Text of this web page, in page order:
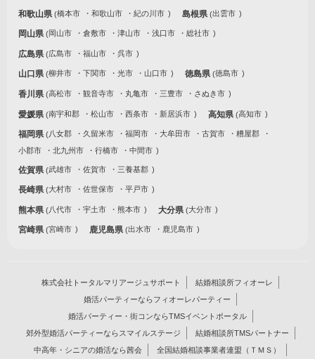
和歌山県 橋本市 和歌山市 紀の川市 島根県 出雲市
岡山県 岡山市 倉敷市 津山市 浅口市 総社市
広島県 広島市 福山市 呉市
山口県 柳井市 下関市 光市 山口市 徳島県 徳島市
香川県 高松市 観音寺市 丸亀市 三豊市 さぬき市
愛媛県 南宇和郡 松山市 西条市 新居浜市 高知県 高知市
福岡県 八女郡 久留米市 福岡市 大牟田市 古賀市
糟屋郡
小郡市
北九州市 行橋市 中間市
佐賀県 武雄市 佐賀市 三養基郡
長崎県 大村市 佐世保市 平戸市
熊本県 八代市 宇土市 熊本市 大分県 大分市
宮崎県 宮崎市 鹿児島県 出水市 鹿児島市
株式会社トータルマリアージュサポート
結婚相談所フィオーレ
婚活パーティーならフィオーレパーティー
婚活パーティー・街コンならTMSイベントポータル
郊外型婚活パーティーならスマイルステージ
結婚相談所TMSパートナー
中高年・シニアの婚活なら茜会
全国結婚相談事業者連盟（ＴＭＳ）